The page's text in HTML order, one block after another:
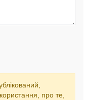
про те,